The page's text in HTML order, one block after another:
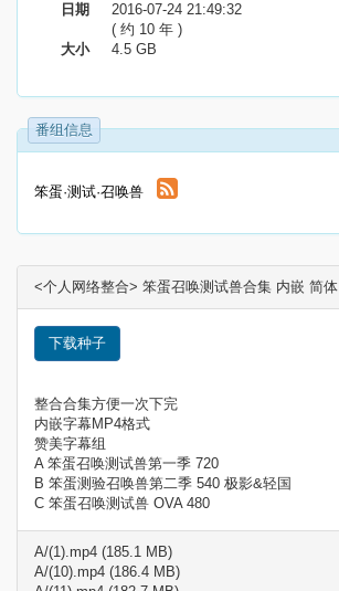
日期
2016-07-24 21:49:32
( 约 10 年 )
大小
4.5 GB
番组信息
笨蛋·测试·召唤兽
<个人网络整合> 笨蛋召唤测试兽合集 内嵌 简体
下载种子
整合合集方便一次下完
内嵌字幕MP4格式
赞美字幕组
A 笨蛋召唤测试兽第一季 720
B 笨蛋测验召唤兽第二季 540 极影&轻国
C 笨蛋召唤测试兽 OVA 480
A/(1).mp4 (185.1 MB)
A/(10).mp4 (186.4 MB)